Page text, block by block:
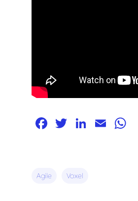
Facebook
TwitterLinkedIn
Email
Agile Voxel